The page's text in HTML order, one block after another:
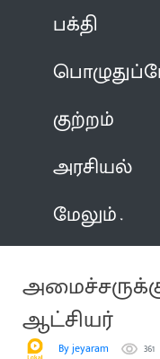
பக்தி
குற்றம்
அரசியல்
மேலும்
ஆட்சியர்
By jeyaram 361